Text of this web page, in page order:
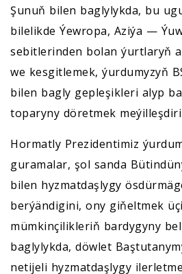
Şunuň bilen baglylykda, bu
bilelikde Ýewropa, Aziýa —
sebitlerinden bolan ýurtlaryň
we kesgitlemek, ýurdumyzyň
bilen bagly gepleşikleri alyp
toparyny döretmek
Hormatly Prezidentimiz
guramalar, şol sanda
bilen hyzmatdaşlygy
berýändigini, ony giňeltmek
mümkinçilikleriň bardygyny
baglylykda, döwlet
netijeli hyzmatdaşlygy